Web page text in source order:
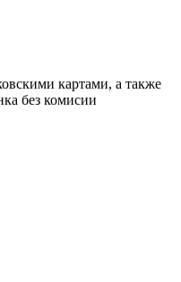
картами, а также
без комисии